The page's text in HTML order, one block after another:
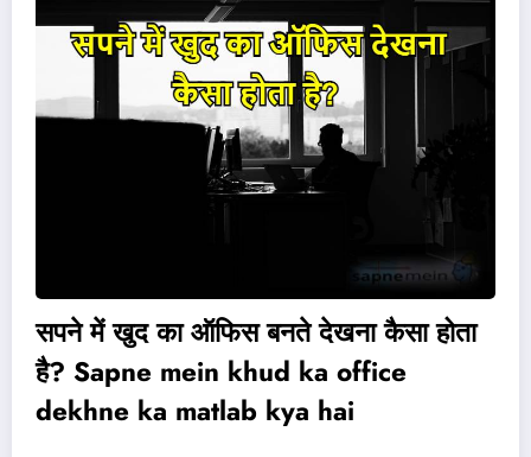
सपने में खुद का ऑफिस बनते देखना कैसा होता
है? Sapne mein khud ka office
dekhne ka matlab kya hai